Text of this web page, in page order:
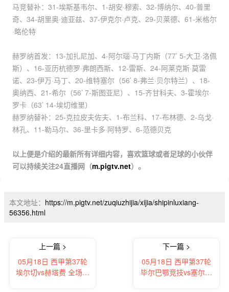
马竞替补：31-埃斯基韦尔、1-胡安·穆索、32-博纳尔、40-普里
奇、34-胡里奥·迪亚兹、37-伊克尔·卢克、29-贝莱德、61-米格尔
·略伦特
赫罗纳首发：13-加扎尼加、4-阿尔瑙·马丁内斯（77’ 5-大卫·洛佩
斯）、16-亚历杭德罗·弗朗西斯、12-雷斯、24-阿莱克斯·莫雷
诺、23-伊万·马丁、20-维特塞尔（56’ 8-弗兰·贝尔特兰）、18-
奥纳西、21-希尔（56’ 7-斯图亚尼）、15-齐甘科夫、3-霍埃尔·
罗卡（63’ 14-埃切维里）
赫罗纳替补：25-克拉皮夫佐夫、1-布兰科、17-布林德、2-乌戈·
林孔、11-勒马尔、36-里卡多·阿特罗、6-范德贝克
以上便是介绍的最新所有详细内容，喜欢篮球或者足球的小伙伴
可以持续关注24直播网（m.pigtv.net）。
本文地址： https://m.pigtv.net/zuqiuzhijia/xijia/shipinluxiang-
56356.html
上一篇 >
05月18日 西甲第37轮
埃尔切vs赫塔费 全场录
下一篇 >
05月18日 西甲第37轮
毕尔巴鄂竞技vs塞尔塔